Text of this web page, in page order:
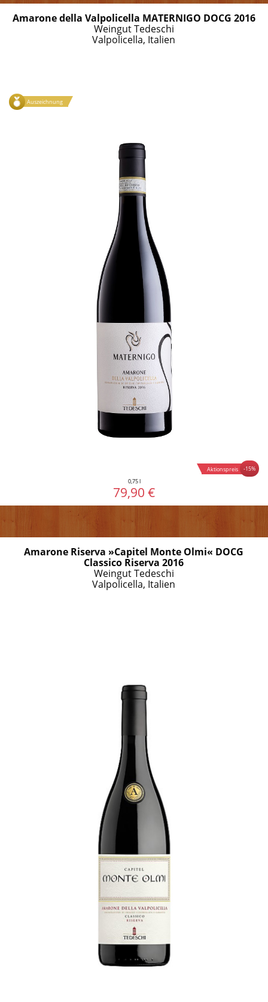
Amarone della Valpolicella MATERNIGO DOCG 2016
Weingut Tedeschi
Valpolicella, Italien
Auszeichnung
-15%
Aktionspreis
0,75 l
79,90 €
Amarone Riserva »Capitel Monte Olmi« DOCG
Classico Riserva 2016
Weingut Tedeschi
Valpolicella, Italien